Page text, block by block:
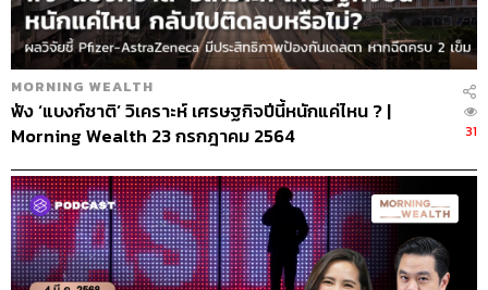
MORNING WEALTH
ฟัง ‘แบงก์ชาติ’ วิเคราะห์ เศรษฐกิจปีนี้หนักแค่ไหน ? |
Morning Wealth 23 กรกฎาคม 2564
31